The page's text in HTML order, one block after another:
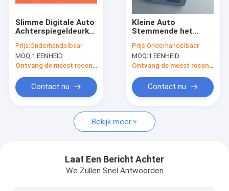
Nieuws
Gevallen
Ultrasoon Lassenomvormer
Ultrasone homogenisator
Slimme Digitale Auto
Achterspiegeldeurknop
Machine van het
Vleklassen
vastnagelen
Prijs:Onderhandelbaar
MOQ:1 EENHEID
Ontvang de meest recente Prijs
Contact nu
Kleine Auto
Stemmende het
de Druk Ultrasone
Vlek met
Goedgekeurd Ce
Prijs:Onderhandelbaar
MOQ:1 EENHEID
Ontvang de meest recente Prijs
Contact nu
Bekijk meer
Laat Een Bericht Achter
We Zullen Snel Antwoorden